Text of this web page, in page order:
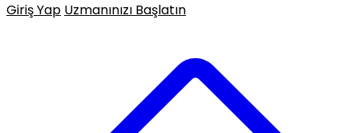
Giriş Yap Uzmanınızı Başlatın